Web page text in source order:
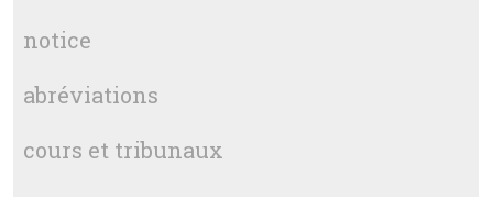
notice
abréviations
cours et tribunaux